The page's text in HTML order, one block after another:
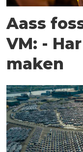
Aass
VM: -
maken